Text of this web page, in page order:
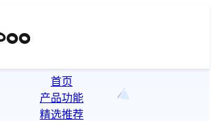
首页
产品功能
精选推荐